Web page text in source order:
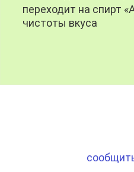
переходит на спирт
чистоты вкуса